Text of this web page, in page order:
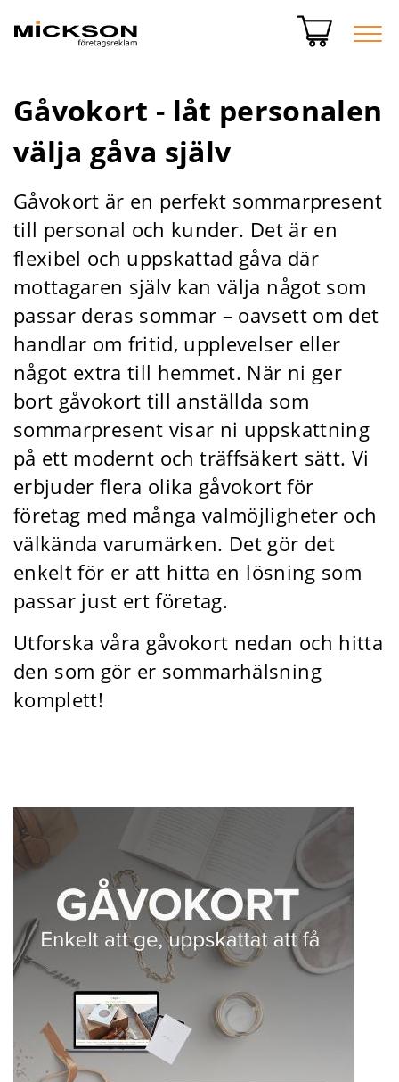
Gåvokort - låt personalen
välja gåva själv
Gåvokort är en perfekt sommarpresent
till personal och kunder. Det är en
flexibel och uppskattad gåva där
mottagaren själv kan välja något som
passar deras sommar – oavsett om det
handlar om fritid, upplevelser eller
något extra till hemmet. När ni ger
bort gåvokort till anställda som
sommarpresent visar ni uppskattning
på ett modernt och träffsäkert sätt. Vi
erbjuder flera olika gåvokort för
företag med många valmöjligheter och
välkända varumärken. Det gör det
enkelt för er att hitta en lösning som
passar just ert företag.
Utforska våra gåvokort nedan och hitta
den som gör er sommarhälsning
komplett!